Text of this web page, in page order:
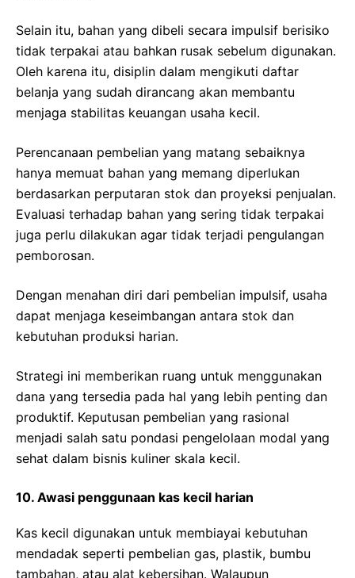
Selain itu, bahan yang dibeli secara impulsif berisiko
tidak terpakai atau bahkan rusak sebelum digunakan.
Oleh karena itu, disiplin dalam mengikuti daftar
belanja yang sudah dirancang akan membantu
menjaga stabilitas keuangan usaha kecil.
Perencanaan pembelian yang matang sebaiknya
hanya memuat bahan yang memang diperlukan
berdasarkan perputaran stok dan proyeksi penjualan.
Evaluasi terhadap bahan yang sering tidak terpakai
juga perlu dilakukan agar tidak terjadi pengulangan
pemborosan.
Dengan menahan diri dari pembelian impulsif, usaha
dapat menjaga keseimbangan antara stok dan
kebutuhan produksi harian.
Strategi ini memberikan ruang untuk menggunakan
dana yang tersedia pada hal yang lebih penting dan
produktif. Keputusan pembelian yang rasional
menjadi salah satu pondasi pengelolaan modal yang
sehat dalam bisnis kuliner skala kecil.
10. Awasi penggunaan kas kecil harian
Kas kecil digunakan untuk membiayai kebutuhan
mendadak seperti pembelian gas, plastik, bumbu
tambahan, atau alat kebersihan. Walaupun